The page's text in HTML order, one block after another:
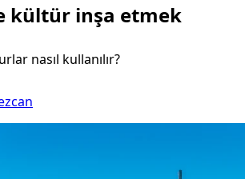
kültür inşa etmek
nasıl kullanılır?